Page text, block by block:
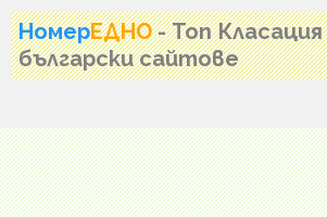
НомерЕДНО - Топ Класация
български сайтове